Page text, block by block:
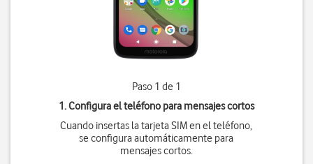
Paso 1 de 1
1. Configura el teléfono para mensajes cortos
Cuando insertas la tarjeta SIM en el teléfono,
se configura automáticamente para
mensajes cortos.